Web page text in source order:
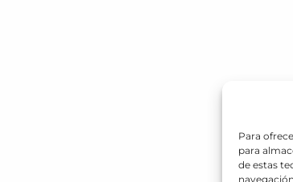
Para
para
de estas